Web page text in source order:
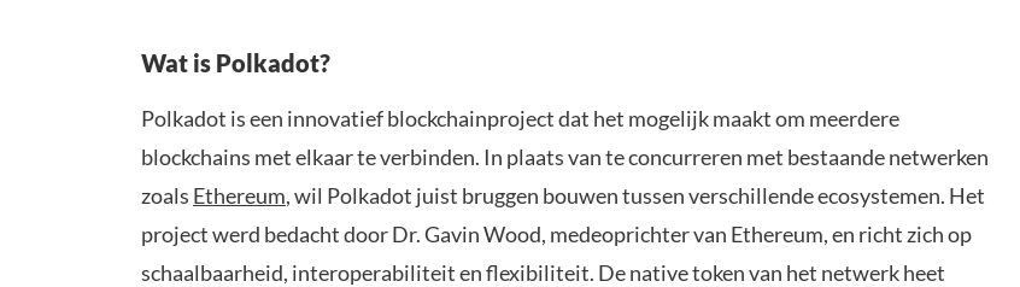
Wat is Polkadot?
Polkadot is een innovatief blockchainproject dat het mogelijk maakt om meerdere
blockchains met elkaar te verbinden. In plaats van te concurreren met bestaande netwerken
zoals Ethereum, wil Polkadot juist bruggen bouwen tussen verschillende ecosystemen. Het
project werd bedacht door Dr. Gavin Wood, medeoprichter van Ethereum, en richt zich op
schaalbaarheid, interoperabiliteit en flexibiliteit. De native token van het netwerk heet